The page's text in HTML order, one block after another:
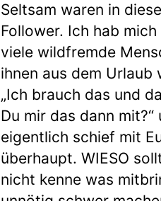
Seltsam waren in
Follower. Ich hab
viele wildfremde
ihnen aus dem Urlaub
„Ich brauch das und
Du mir das dann
eigentlich schief mit
überhaupt. WIESO
nicht kenne was